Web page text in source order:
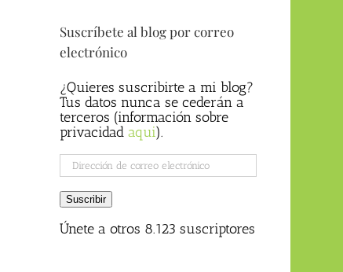
Suscríbete al blog por correo
electrónico
¿Quieres suscribirte a mi blog?
Tus datos nunca se cederán a
terceros (información sobre
privacidad aqui).
Dirección
de
correo
electrónico
Suscribir
Únete a otros 8.123 suscriptores